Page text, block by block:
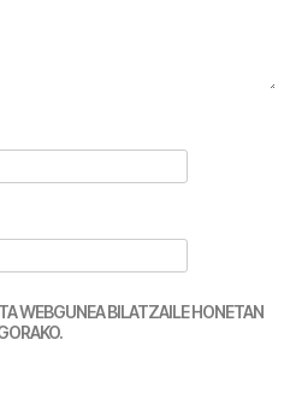
WEBGUNEA BILATZAILE HONETAN